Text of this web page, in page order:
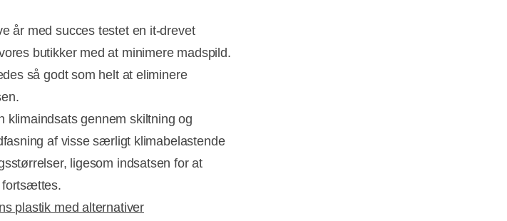
år med succes testet en it-drevet
butikker med at minimere madspild.
så godt som helt at eliminere
klimaindsats gennem skiltning og
af visse særligt klimabelastende
ligesom indsatsen for at
fortsættes.
plastik med alternativer